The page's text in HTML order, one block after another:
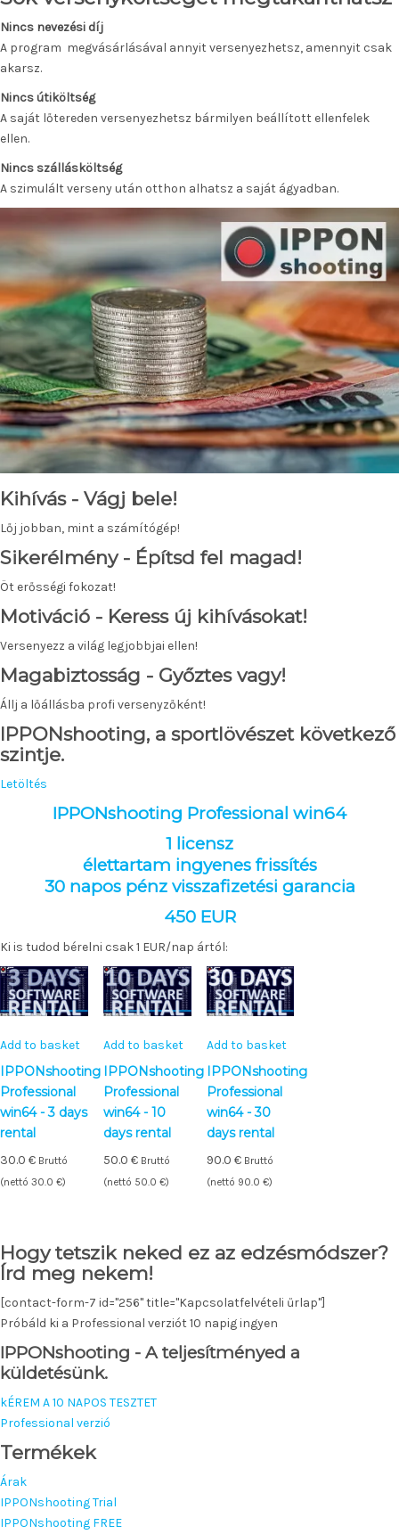
Nincs nevezési díj
A program megvásárlásával annyit versenyezhetsz, amennyit csak
akarsz.
Nincs útiköltség
A saját lőtereden versenyezhetsz bármilyen beállított ellenfelek
ellen.
Nincs szállásköltség
A szimulált verseny után otthon alhatsz a saját ágyadban.
Kihívás - Vágj bele!
Lőj jobban, mint a számítógép!
Sikerélmény - Építsd fel magad!
Öt erősségi fokozat!
Motiváció - Keress új kihívásokat!
Versenyezz a világ legjobbjai ellen!
Magabiztosság - Győztes vagy!
Állj a lőállásba profi versenyzőként!
IPPONshooting, a sportlövészet következő
szintje.
Letöltés
IPPONshooting Professional win64
1 licensz
élettartam ingyenes frissítés
30 napos pénz visszafizetési garancia
450 EUR
Ki is tudod bérelni csak 1 EUR/nap ártól:
Add to basket
IPPONshooting
Professional
win64 - 3 days
rental
30.0 € Bruttó
(nettó 30.0 €)
Add to basket
IPPONshooting
Professional
win64 - 10
days rental
50.0 € Bruttó
(nettó 50.0 €)
Add to basket
IPPONshooting
Professional
win64 - 30
days rental
90.0 € Bruttó
(nettó 90.0 €)
Hogy tetszik neked ez az edzésmódszer?
Írd meg nekem!
[contact-form-7 id="256" title="Kapcsolatfelvételi űrlap"]
Próbáld ki a Professional verziót 10 napig ingyen
IPPONshooting - A teljesítményed a
küldetésünk.
kÉREM A 10 NAPOS TESZTET
Professional verzió
Termékek
Árak
IPPONshooting Trial
IPPONshooting FREE